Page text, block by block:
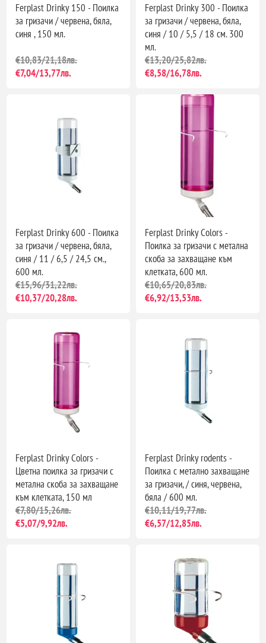
Ferplast Drinky 150 - Поилка
за гризачи / червена, бяла,
синя , 150 мл.
€10,83/21,18лв.
€7,04/13,77лв.
Ferplast Drinky 300 - Поилка
за гризачи / червена, бяла,
синя / 10 / 5,5 / 18 см. 300
мл.
€13,20/25,82лв.
€8,58/16,78лв.
Ferplast Drinky 600 - Поилка
за гризачи / червена, бяла,
синя / 11 / 6,5 / 24,5 см.,
600 мл.
€15,96/31,22лв.
€10,37/20,28лв.
Ferplast Drinky Colors -
Поилка за гризачи с метална
скоба за захващане към
клетката, 600 мл.
€10,65/20,83лв.
€6,92/13,53лв.
Ferplast Drinky Colors -
Цветна поилка за гризачи с
метална скоба за захващане
към клетката, 150 мл
€7,80/15,26лв.
€5,07/9,92лв.
Ferplast Drinky rodents -
Поилка с метално захващане
за гризачи, / синя, червена,
бяла / 600 мл.
€10,11/19,77лв.
€6,57/12,85лв.